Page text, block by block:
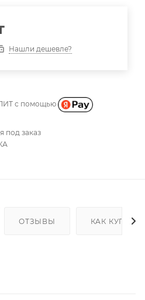
Нашли дешевле?
с помощью
под заказ
ОТЗЫВЫ КАК КУПИТЬ